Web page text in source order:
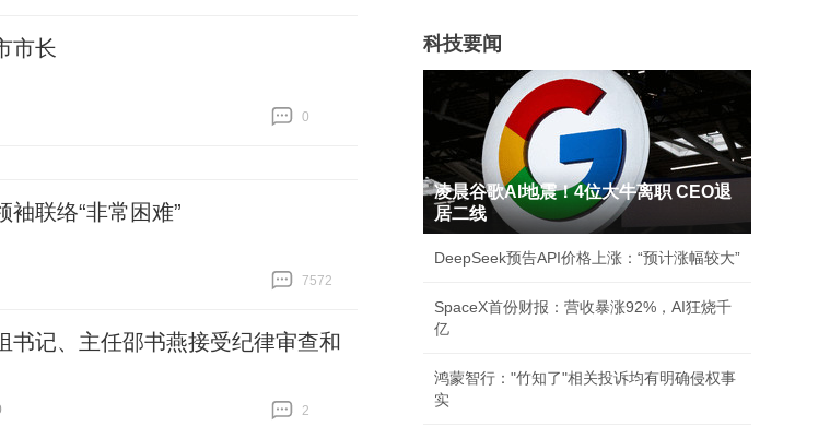
市长
0
联络“非常困难”
7572
书记、主任邵书燕接受纪律审查和
2
科技要闻
凌晨谷歌AI地震！4位大牛离职 CEO退
居二线
DeepSeek预告API价格上涨：“预计涨幅较大”
SpaceX首份财报：营收暴涨92%，AI狂烧千
亿
鸿蒙智行："竹知了"相关投诉均有明确侵权事
实